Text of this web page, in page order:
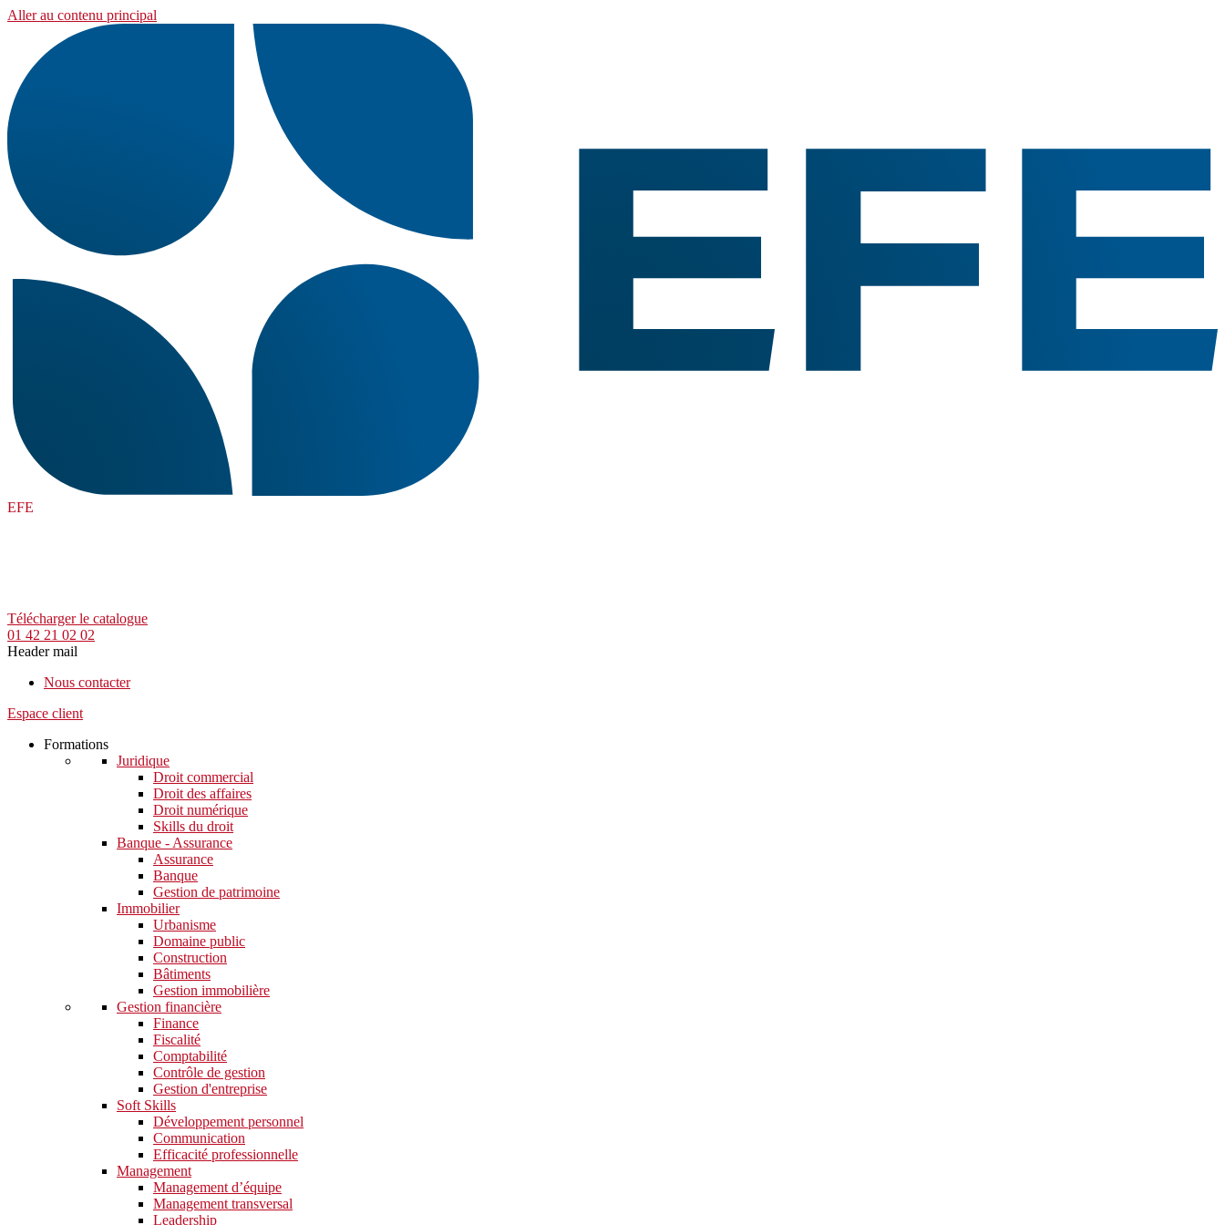
Aller au contenu principal
EFE
Télécharger le catalogue
01 42 21 02 02
Header mail
Nous contacter
Espace client
Formations
Juridique
Droit commercial
Droit des affaires
Droit numérique
Skills du droit
Banque - Assurance
Assurance
Banque
Gestion de patrimoine
Immobilier
Urbanisme
Domaine public
Construction
Bâtiments
Gestion immobilière
Gestion financière
Finance
Fiscalité
Comptabilité
Contrôle de gestion
Gestion d'entreprise
Soft Skills​
Développement personnel
Communication
Efficacité professionnelle
Management
Management d’équipe
Management transversal
Leadership